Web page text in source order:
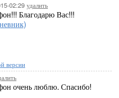
02:29 удалить
Благодарю Вас!!!
версии
очень люблю. Спасибо!